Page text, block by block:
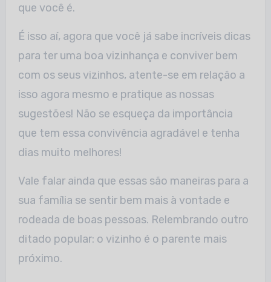
que você é.
É isso aí, agora que você já sabe incríveis dicas
para ter uma boa vizinhança e conviver bem
com os seus vizinhos, atente-se em relação a
isso agora mesmo e pratique as nossas
sugestões! Não se esqueça da importância
que tem essa convivência agradável e tenha
dias muito melhores!
Vale falar ainda que essas são maneiras para a
sua família se sentir bem mais à vontade e
rodeada de boas pessoas. Relembrando outro
ditado popular: o vizinho é o parente mais
próximo.